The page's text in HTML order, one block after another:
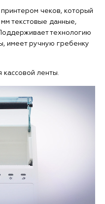
чеков, который
текстовые данные,
технологию
имеет ручную гребенку
ленты.